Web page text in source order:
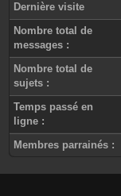
Dernière visite
Nombre total de
messages :
Nombre total de
sujets :
Temps passé en
ligne :
Membres parrainés :